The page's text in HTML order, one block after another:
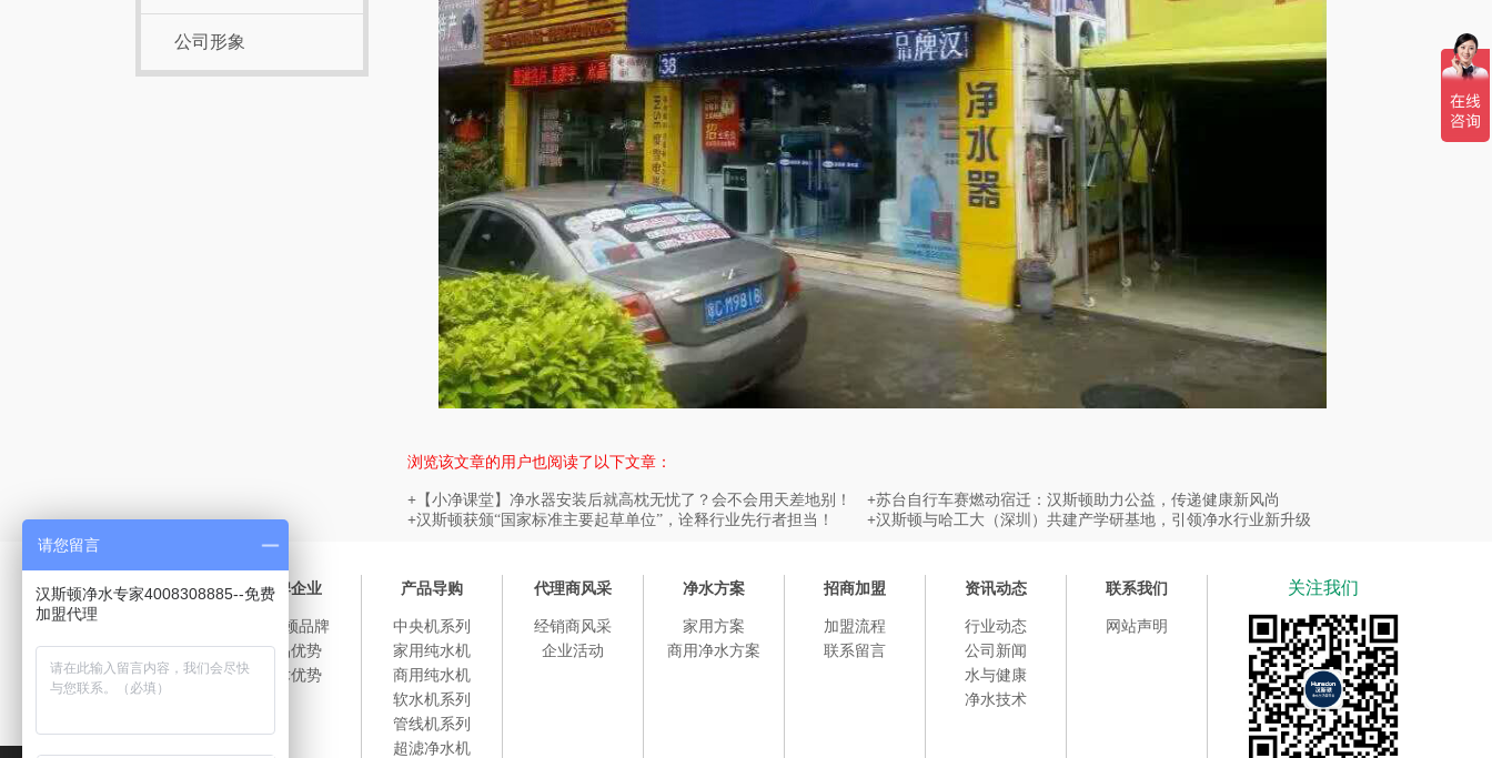
公司形象
浏览该文章的用户也阅读了以下文章：
+ 【小净课堂】净水器安装后就高枕无忧了？会不会用天差地别！ +苏台自行车赛燃动宿迁：汉斯顿助力公益，传递健康新风尚
+汉斯顿获颁“国家标准主要起草单位”，诠释行业先行者担当！ +汉斯顿与哈工大（深圳）共建产学研基地，引领净水行业新升级
汉斯顿文化
企业文化
企业荣誉
企业历程
品牌企业
汉斯顿品牌
产品优势
技术优势
产品导购
中央机系列
家用纯水机
商用纯水机
软水机系列
管线机系列
超滤净水机
代理商风采
经销商风采
企业活动
净水方案
家用方案
商用净水方案
招商加盟
加盟流程
联系留言
资讯动态
行业动态
公司新闻
水与健康
净水技术
联系我们
网站声明
关注我们
请您留言
汉斯顿净水专家4008308885--免费
加盟代理